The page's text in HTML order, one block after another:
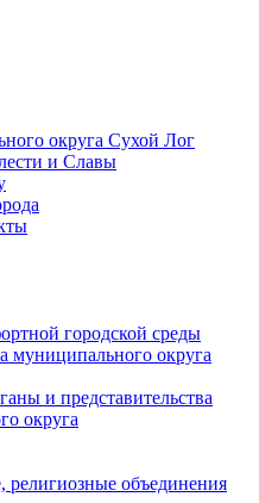
округа Сухой Лог
и Славы
городской среды
муниципального округа
и представительства
округа
объединения